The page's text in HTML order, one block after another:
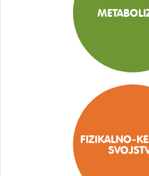
FIZIKALNO-